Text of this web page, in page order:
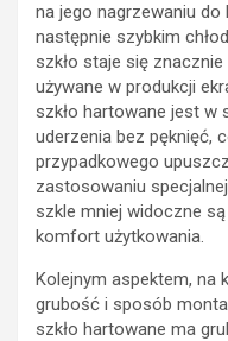
na jego nagrzewaniu
następnie szybkim
szkło staje się
używane w produkcji
szkło hartowane jest w
uderzenia bez pęknięć,
przypadkowego
zastosowaniu
szkle mniej widoczne
komfort użytkowania.
Kolejnym aspektem, na
grubość i sposób
szkło hartowane ma